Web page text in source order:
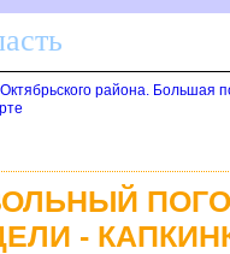
района. Большая
-